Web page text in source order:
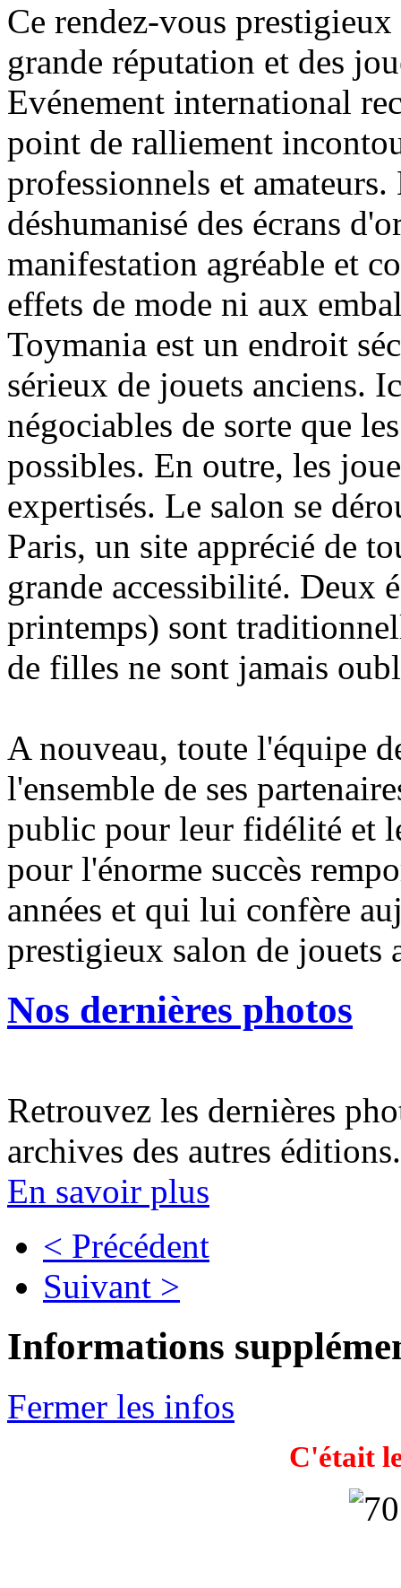
Ce rendez-vous
grande réputation et des
Evénement international
point de ralliement
professionnels et
déshumanisé des écrans
manifestation agréable et
effets de mode ni aux
Toymania est un endroit
sérieux de jouets anciens.
négociables de sorte que
possibles. En outre, les
expertisés. Le salon se
Paris, un site apprécié de
grande accessibilité. Deux
printemps) sont
de filles ne sont jamais
A nouveau, toute l'équipe
l'ensemble de ses
public pour leur fidélité et
pour l'énorme succès
années et qui lui confère
prestigieux salon de jouets
Nos dernières photos
Retrouvez les dernières
archives des autres éditions.
En savoir plus
< Précédent
Suivant >
Informations
Fermer les infos
C'était